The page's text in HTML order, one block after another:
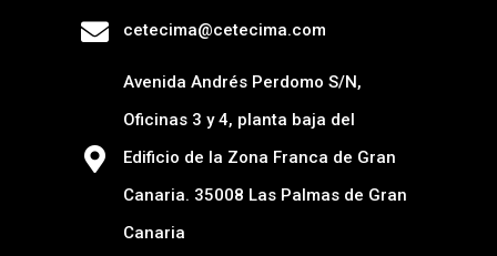
cetecima@cetecima.com
Avenida Andrés Perdomo S/N,
Oficinas 3 y 4, planta baja del
Edificio de la Zona Franca de Gran
Canaria. 35008 Las Palmas de Gran
Canaria